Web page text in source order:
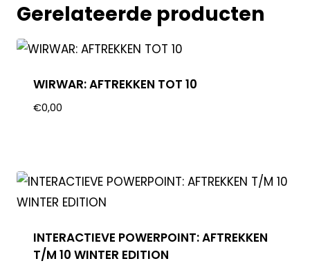
Gerelateerde producten
WIRWAR: AFTREKKEN TOT 10
€0,00
INTERACTIEVE POWERPOINT: AFTREKKEN
T/M 10 WINTER EDITION